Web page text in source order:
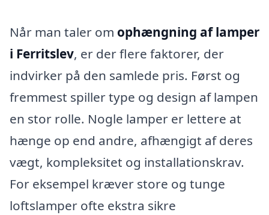
Når man taler om ophængning af lamper
i Ferritslev, er der flere faktorer, der
indvirker på den samlede pris. Først og
fremmest spiller type og design af lampen
en stor rolle. Nogle lamper er lettere at
hænge op end andre, afhængigt af deres
vægt, kompleksitet og installationskrav.
For eksempel kræver store og tunge
loftslamper ofte ekstra sikre